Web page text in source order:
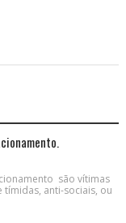
são vítimas
anti-sociais, ou